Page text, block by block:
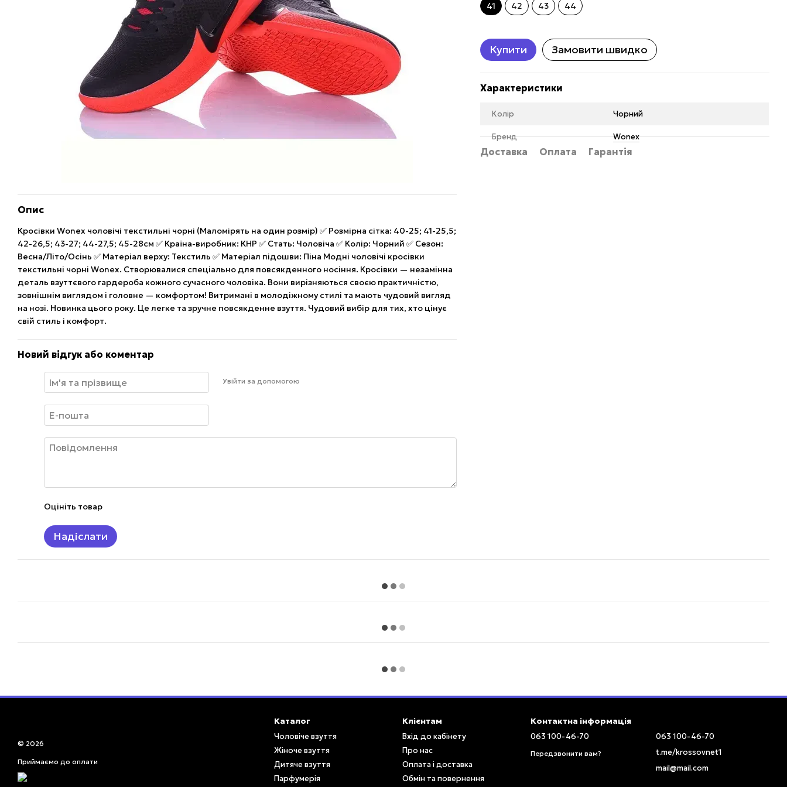
Опис
Кросівки Wonex чоловічі текстильні чорні (Маломірять на один розмір) ✅ Розмірна сітка: 40-25; 41-25,5;
42-26,5; 43-27; 44-27,5; 45-28см ✅ Країна-виробник: КНР ✅ Стать: Чоловіча ✅ Колір: Чорний ✅ Сезон:
Весна/Літо/Осінь ✅ Матеріал верху: Текстиль ✅ Матеріал підошви: Піна Модні чоловічі кросівки
текстильні чорні Wonex. Створювалися спеціально для повсякденного носіння. Кросівки — незамінна
деталь взуттєвого гардероба кожного сучасного чоловіка. Вони вирізняються своєю практичністю,
зовнішнім виглядом і головне — комфортом! Витримані в молодіжному стилі та мають чудовий вигляд
на нозі. Новинка цього року. Це легке та зручне повсякденне взуття. Чудовий вибір для тих, хто цінує
свій стиль і комфорт.
Новий відгук або коментар
Увійти за допомогою
Оцініть товар
Надіслати
41 42 43 44
Купити Замовити швидко
Характеристики
Колір Чорний
Бренд Wonex
Доставка Оплата Гарантія
© 2026
Приймаємо до оплати
Каталог
Чоловіче взуття
Жіноче взуття
Дитяче взуття
Парфумерія
Клієнтам
Вхід до кабінету
Про нас
Оплата і доставка
Обмін та повернення
Контактна інформація
063 100-46-70
Передзвонити вам?
063 100-46-70
t.me/krossovnet1
mail@mail.com